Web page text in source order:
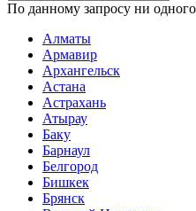
По данному запросу ни
Алматы
Армавир
Архангельск
Астана
Астрахань
Атырау
Баку
Барнаул
Белгород
Бишкек
Брянск